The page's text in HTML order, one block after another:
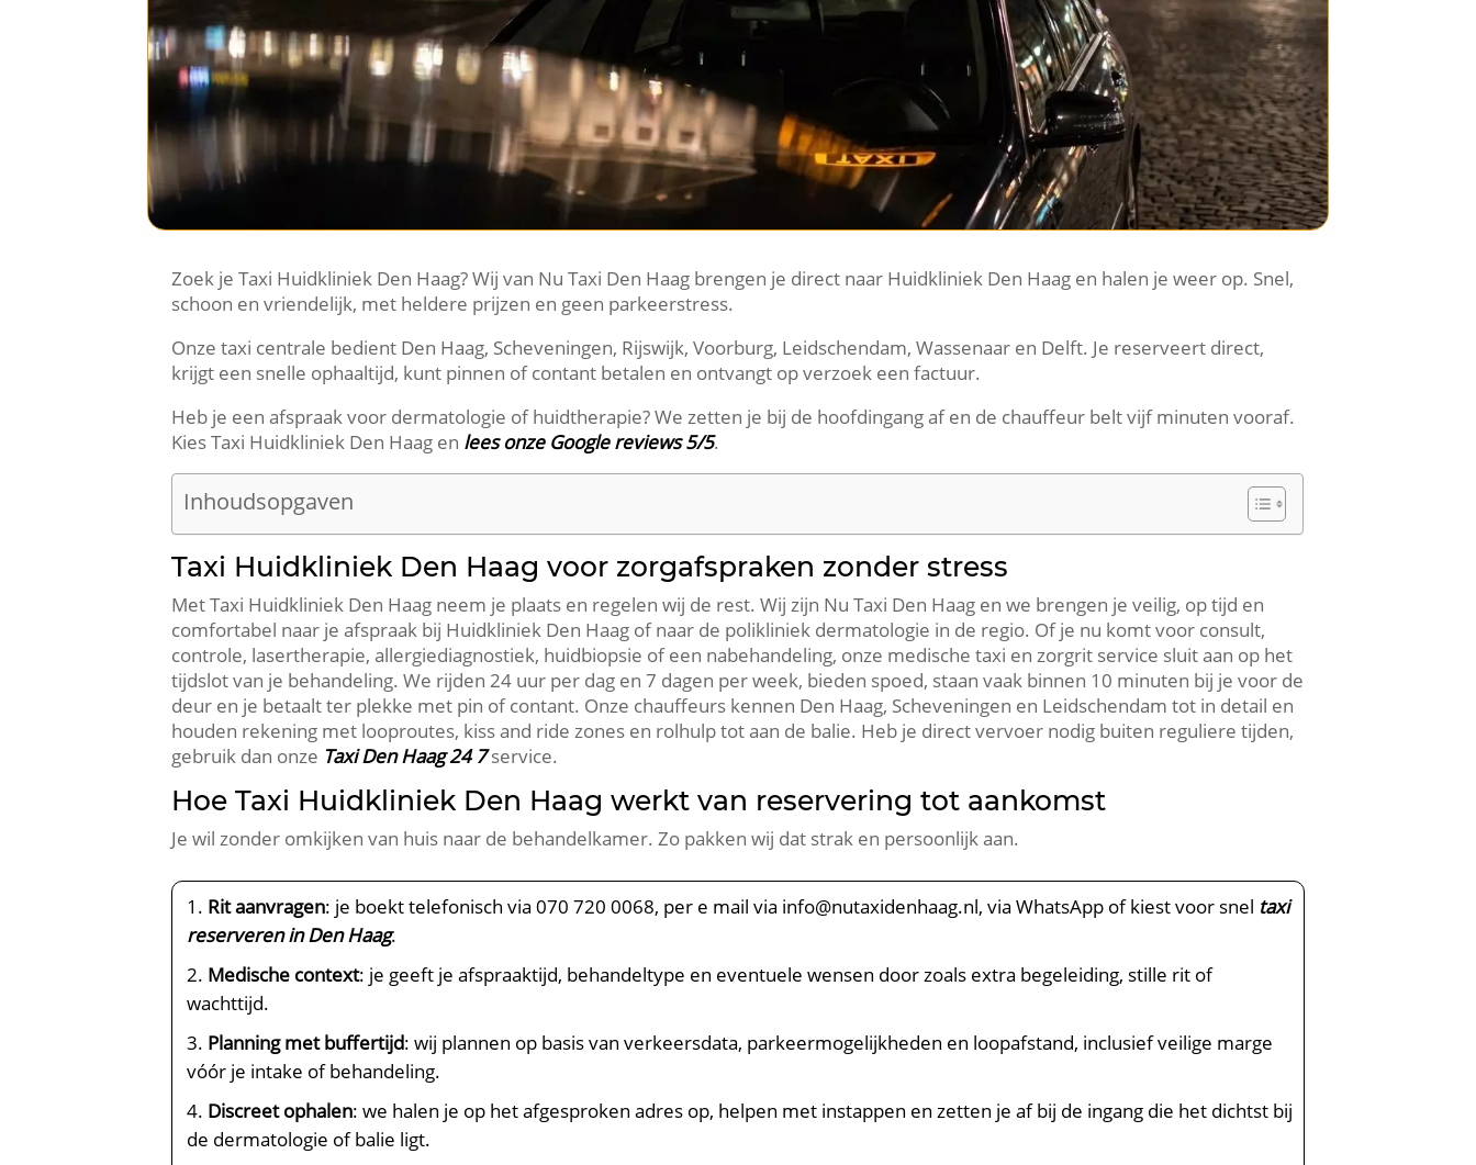
Zoek je Taxi Huidkliniek Den Haag? Wij van Nu Taxi Den Haag brengen je direct naar Huidkliniek Den Haag en halen je weer op. Snel,
schoon en vriendelijk, met heldere prijzen en geen parkeerstress.
Onze taxi centrale bedient Den Haag, Scheveningen, Rijswijk, Voorburg, Leidschendam, Wassenaar en Delft. Je reserveert direct,
krijgt een snelle ophaaltijd, kunt pinnen of contant betalen en ontvangt op verzoek een factuur.
Heb je een afspraak voor dermatologie of huidtherapie? We zetten je bij de hoofdingang af en de chauffeur belt vijf minuten vooraf.
Kies Taxi Huidkliniek Den Haag en lees onze Google reviews 5/5.
Inhoudsopgaven
Taxi Huidkliniek Den Haag voor zorgafspraken zonder stress
Met Taxi Huidkliniek Den Haag neem je plaats en regelen wij de rest. Wij zijn Nu Taxi Den Haag en we brengen je veilig, op tijd en
comfortabel naar je afspraak bij Huidkliniek Den Haag of naar de polikliniek dermatologie in de regio. Of je nu komt voor consult,
controle, lasertherapie, allergiediagnostiek, huidbiopsie of een nabehandeling, onze medische taxi en zorgrit service sluit aan op het
tijdslot van je behandeling. We rijden 24 uur per dag en 7 dagen per week, bieden spoed, staan vaak binnen 10 minuten bij je voor de
deur en je betaalt ter plekke met pin of contant. Onze chauffeurs kennen Den Haag, Scheveningen en Leidschendam tot in detail en
houden rekening met looproutes, kiss and ride zones en rolhulp tot aan de balie. Heb je direct vervoer nodig buiten reguliere tijden,
gebruik dan onze Taxi Den Haag 24 7service.
Hoe Taxi Huidkliniek Den Haag werkt van reservering tot aankomst
Je wil zonder omkijken van huis naar de behandelkamer. Zo pakken wij dat strak en persoonlijk aan.
Rit aanvragen: je boekt telefonisch via 070 720 0068, per e mail via info@nutaxidenhaag.nl, via WhatsApp of kiest voor snel taxi
reserveren in Den Haag.
Medische context: je geeft je afspraaktijd, behandeltype en eventuele wensen door zoals extra begeleiding, stille rit of
wachttijd.
Planning met buffertijd: wij plannen op basis van verkeersdata, parkeermogelijkheden en loopafstand, inclusief veilige marge
vóór je intake of behandeling.
Discreet ophalen: we halen je op het afgesproken adres op, helpen met instappen en zetten je af bij de ingang die het dichtst bij
de dermatologie of balie ligt.